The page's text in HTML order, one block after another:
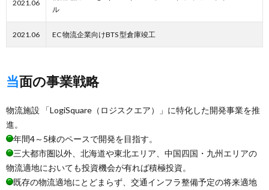
2021.06
ル
2021.06 EC 物流企業向けBTS 型倉庫竣工
当面の事業戦略
物流施設 「LogiSquare（ロジスクエア）」に特化した開発事業を推
進。
年間4～5棟のペースで開発を目指す。
三大都市圏以外、北海道や東北エリア、中国四国・九州エリアの
物流適地においても投資機会が有れば積極投資。
既存の物流適地にとどまらず、交通インフラ整備予定の将来適地